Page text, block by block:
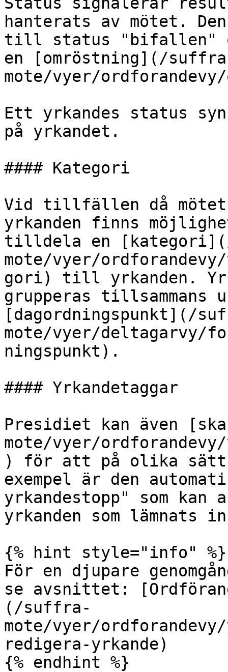
hanterats av mötet.
till status "bifallen"
en [omröstning](/
mote/vyer/
Ett yrkandes status
på yrkandet.
#### Kategori
Vid tillfällen då mötet
yrkanden finns
tilldela en
mote/vyer/ordforandevy/
gori) till yrkanden.
grupperas tillsammans
[dagordningspunkt](/
mote/vyer/deltagarvy/
ningspunkt).
#### Yrkandetaggar
Presidiet kan även
mote/vyer/ordforandevy/
) för att på olika sätt
exempel är den
yrkandestopp" som
yrkanden som
{% hint style="info" %}
För en djupare
se avsnittet:
(/suffra-
mote/vyer/ordforandevy/
redigera-yrkande)
{% endhint %}